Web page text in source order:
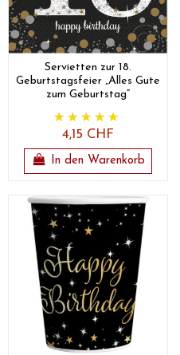
Servietten zur 18.
Geburtstagsfeier „Alles Gute
zum Geburtstag“
4,15 CHF
In den Warenkorb